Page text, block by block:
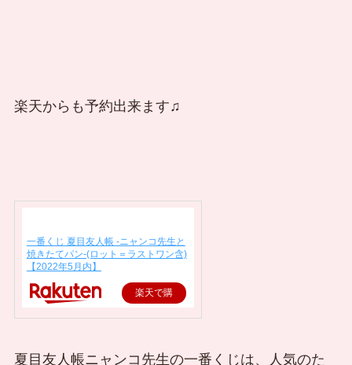
楽天からも予約出来ます♫
一番くじ 夏目友人帳 -ニャンコ先生と
焼きたてパン-(ロット＝ラストワン含)
【2022年5月内】
楽天で購
夏目友人帳ニャンコ先生の一番くじは、人気のた